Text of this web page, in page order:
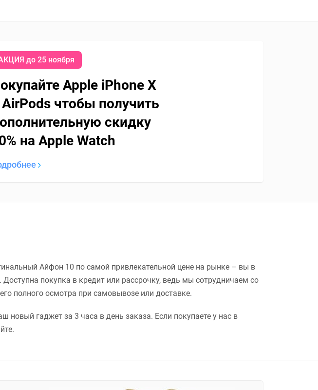
до 25 ноября
Apple iPhone X
чтобы получить
скидку
на Apple Watch
Айфон 10 по самой привлекательной цене на рынке – вы в
покупка в кредит или рассрочку, ведь мы сотрудничаем со
полного осмотра при самовывозе или доставке.
новый гаджет за 3 часа в день заказа. Если покупаете у нас в